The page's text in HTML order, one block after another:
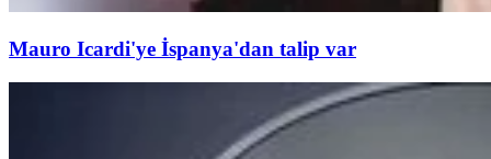
Mauro Icardi'ye İspanya'dan talip var